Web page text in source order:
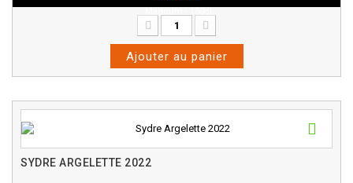
Ajouter au panier
SYDRE ARGELETTE 2022